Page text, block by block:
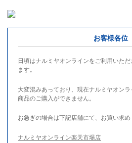
お客様各位
日頃はナルミヤオンラインをご利用いた
ます。
大変混みあっており、現在ナルミヤオン
商品のご購入ができません。
お急ぎの場合は下記店舗にて、お買い求め
ナルミヤオンライン楽天市場店